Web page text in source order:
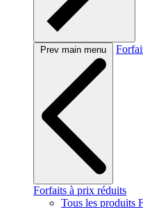
Prev main menu
Forfaits à prix réduits
Tous les produits